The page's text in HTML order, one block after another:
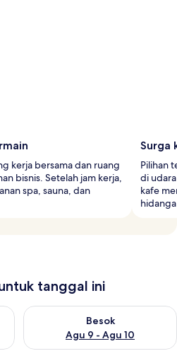
kerja bersama dan ruang
bisnis. Setelah jam kerja,
spa, sauna, dan
Surga
Pilihan
di
kafe
tanggal ini
ini Agu 8 - Agu 9
Besok
Agu 9 - Agu 10
Periksa ketersediaan untuk